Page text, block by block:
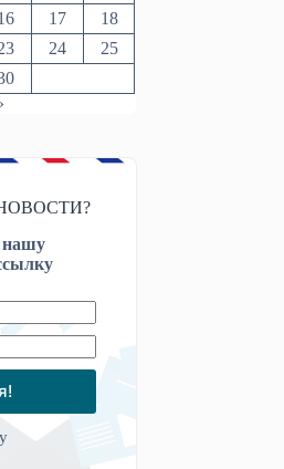
17
18
24
25
нашу